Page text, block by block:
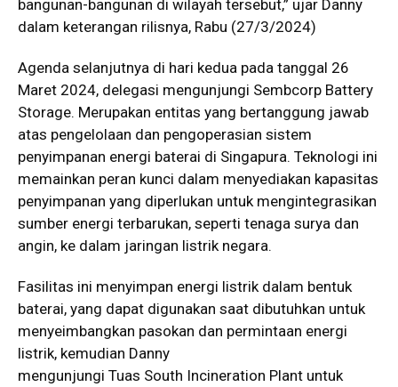
bangunan-bangunan di wilayah tersebut,” ujar Danny
dalam keterangan rilisnya, Rabu (27/3/2024)
Agenda selanjutnya di hari kedua pada tanggal 26
Maret 2024, delegasi mengunjungi Sembcorp Battery
Storage. Merupakan entitas yang bertanggung jawab
atas pengelolaan dan pengoperasian sistem
penyimpanan energi baterai di Singapura. Teknologi ini
memainkan peran kunci dalam menyediakan kapasitas
penyimpanan yang diperlukan untuk mengintegrasikan
sumber energi terbarukan, seperti tenaga surya dan
angin, ke dalam jaringan listrik negara.
Fasilitas ini menyimpan energi listrik dalam bentuk
baterai, yang dapat digunakan saat dibutuhkan untuk
menyeimbangkan pasokan dan permintaan energi
listrik, kemudian Danny
mengunjungi Tuas South Incineration Plant untuk